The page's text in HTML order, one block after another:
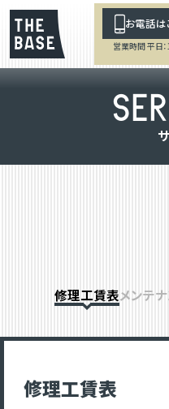
お電話は
営業時間 平日
SER
サ
修理工賃表メンテ
修理工賃表